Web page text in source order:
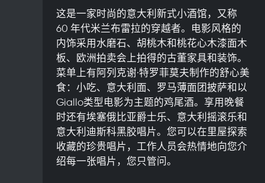
这是一家时尚的意大利新式小酒馆，又称
60 年代米兰布雷拉的穿越者。电影风格的
内饰采用水磨石、胡桃木和桃花心木漆面木
板、欧洲拍卖会上拍得的古董家具和装饰。
菜单上有阿列克谢·特罗菲莫夫制作的舒心美
食：小吃、意大利面、罗马薄面团披萨和以
Giallo类型电影为主题的鸡尾酒。享用晚餐
时还有埃塞俄比亚爵士乐、意大利摇滚乐和
意大利迪斯科黑胶唱片。您可以在里屋探索
收藏的珍贵唱片，工作人员会热情地向您介
绍每一张唱片，您只管问。